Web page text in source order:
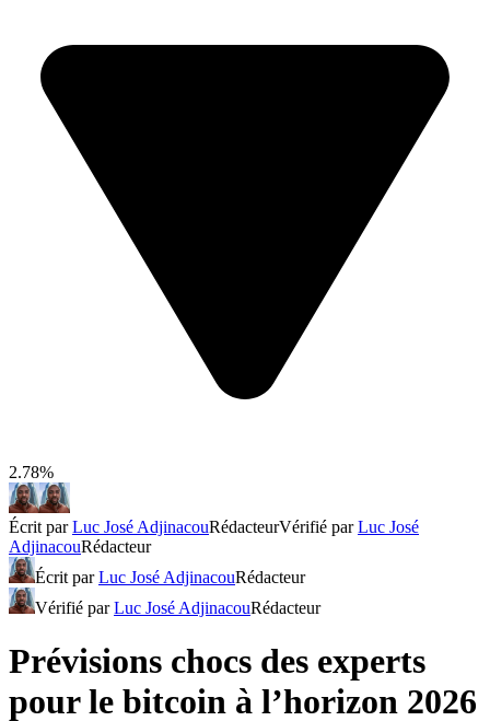
2.78%
Écrit parLuc José AdjinacouRédacteurVérifié parLuc José
AdjinacouRédacteur
Écrit parLuc José AdjinacouRédacteur
Vérifié parLuc José AdjinacouRédacteur
Prévisions chocs des experts
pour le bitcoin à l’horizon 2026